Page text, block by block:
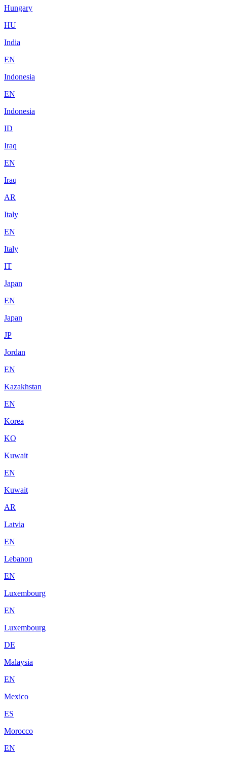
Hungary
HU
India
EN
Indonesia
EN
Indonesia
ID
Iraq
EN
Iraq
AR
Italy
EN
Italy
IT
Japan
EN
Japan
JP
Jordan
EN
Kazakhstan
EN
Korea
KO
Kuwait
EN
Kuwait
AR
Latvia
EN
Lebanon
EN
Luxembourg
EN
Luxembourg
DE
Malaysia
EN
Mexico
ES
Morocco
EN